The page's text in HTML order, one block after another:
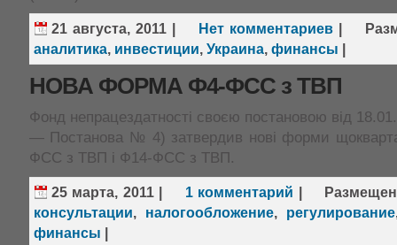
21 августа, 2011| Нет комментариев
аналитика, инвестиции, Украина, финансы
НОВА ФОРМА Ф4-ФСС з ТВП
Фонд непрацездатності своєю постановою від
— Постанова № 4) затвердив нові форми
ФСС з ТВП і Ф14-ФСС з ТВП.
25 марта, 2011| 1 комментарий
консультации, налогообложение, регулирование
финансы